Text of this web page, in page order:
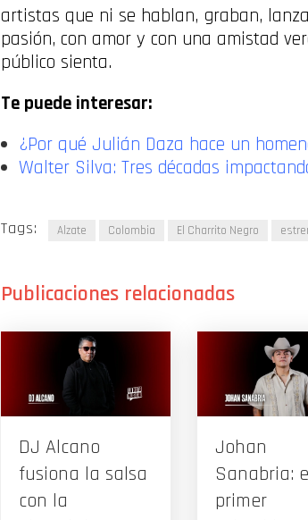
artistas que ni se hablan, graban,
pasión, con amor y con una amistad
público sienta.
Te puede interesar:
¿Por qué Julián Daza hace un
Walter Silva: Tres décadas
Tags: Alzate Colombia El Charrito Negro
DJ Alcano
fusiona la salsa
con la
Johan
Sanabria:
primer